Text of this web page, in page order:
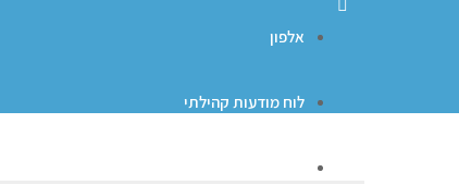
אלפון
לוח מודעות קהילתי